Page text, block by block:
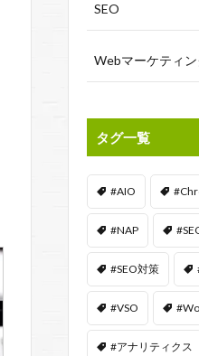
SEO
Webマーケティ
タグ一覧
#AIO
#NAP
#SEO対策
#VSO
#アナリティクス